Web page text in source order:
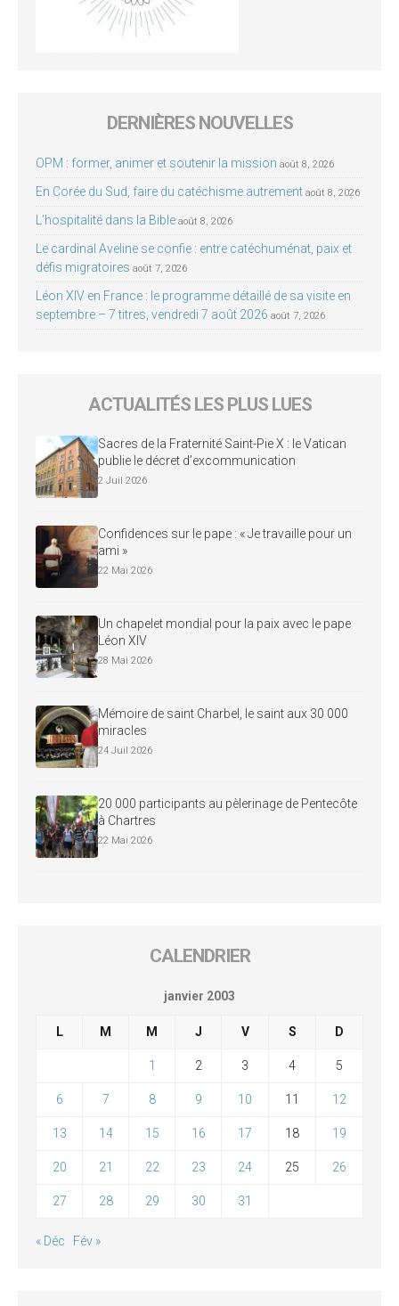
DERNIÈRES NOUVELLES
OPM : former, animer et soutenir la mission août 8, 2026
En Corée du Sud, faire du catéchisme autrement août 8, 2026
L’hospitalité dans la Bible août 8, 2026
Le cardinal Aveline se confie : entre catéchuménat, paix et
défis migratoires août 7, 2026
Léon XIV en France : le programme détaillé de sa visite en
septembre – 7 titres, vendredi 7 août 2026 août 7, 2026
ACTUALITÉS LES PLUS LUES
Sacres de la Fraternité Saint-Pie X : le Vatican
publie le décret d’excommunication
2 Juil 2026
Confidences sur le pape : « Je travaille pour un
ami »
22 Mai 2026
Un chapelet mondial pour la paix avec le pape
Léon XIV
28 Mai 2026
Mémoire de saint Charbel, le saint aux 30 000
miracles
24 Juil 2026
20 000 participants au pèlerinage de Pentecôte
à Chartres
22 Mai 2026
CALENDRIER
janvier 2003
L M M J V S D
1 2 3 4 5
6 7 8 9 10 11 12
13 14 15 16 17 18 19
20 21 22 23 24 25 26
27 28 29 30 31
« Déc Fév »